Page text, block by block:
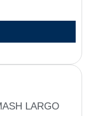
LARGO